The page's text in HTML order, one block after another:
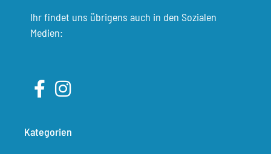
Ihr findet uns übrigens auch in den Sozialen
Medien:
Kategorien